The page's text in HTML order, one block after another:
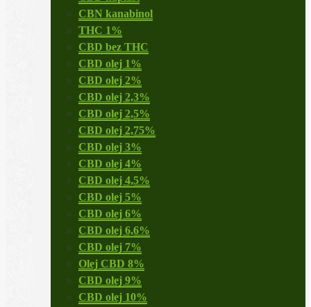
CBN kanabinol
THC 1%
CBD bez THC
CBD olej 1%
CBD olej 2%
CBD olej 2,3%
CBD olej 2,5%
CBD olej 2,75%
CBD olej 3%
CBD olej 4%
CBD olej 4,5%
CBD olej 5%
CBD olej 6%
CBD olej 6,6%
CBD olej 7%
Olej CBD 8%
CBD olej 9%
CBD olej 10%